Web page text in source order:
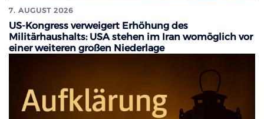
7. AUGUST 2026
US-Kongress verweigert Erhöhung des
Militärhaushalts: USA stehen im Iran womöglich vor
einer weiteren großen Niederlage